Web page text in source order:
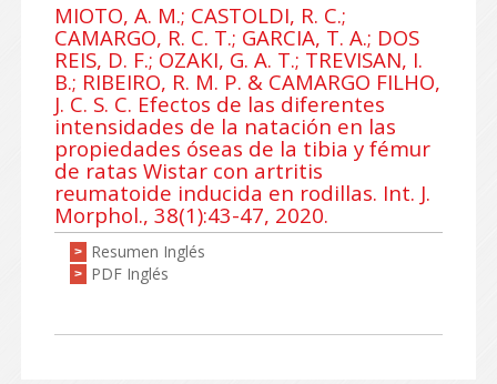
MIOTO, A. M.; CASTOLDI, R. C.;
CAMARGO, R. C. T.; GARCIA, T. A.; DOS
REIS, D. F.; OZAKI, G. A. T.; TREVISAN, I.
B.; RIBEIRO, R. M. P. & CAMARGO FILHO,
J. C. S. C. Efectos de las diferentes
intensidades de la natación en las
propiedades óseas de la tibia y fémur
de ratas Wistar con artritis
reumatoide inducida en rodillas. Int. J.
Morphol., 38(1):43-47, 2020.
> Resumen Inglés
> PDF Inglés